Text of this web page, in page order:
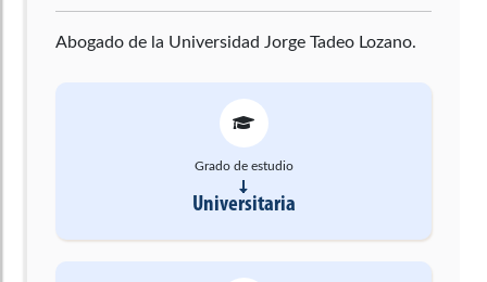
Abogado de la Universidad Jorge Tadeo Lozano.
Grado de estudio
Universitaria